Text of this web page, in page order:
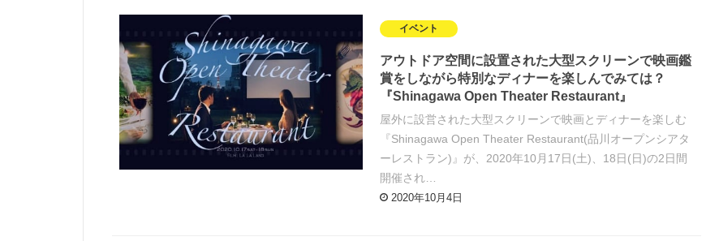
イベント
アウトドア空間に設置された大型スクリーンで映画鑑
賞をしながら特別なディナーを楽しんでみては？
『Shinagawa Open Theater Restaurant』
屋外に設営された大型スクリーンで映画とディナーを楽しむ
『Shinagawa Open Theater Restaurant(品川オープンシアタ
ーレストラン)』が、2020年10月17日(土)、18日(日)の2日間
開催され…
2020年10月4日